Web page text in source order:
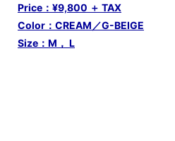
Price：¥9,800 ＋ TAX
Color：CREAM／G-BEIGE
Size：M， L